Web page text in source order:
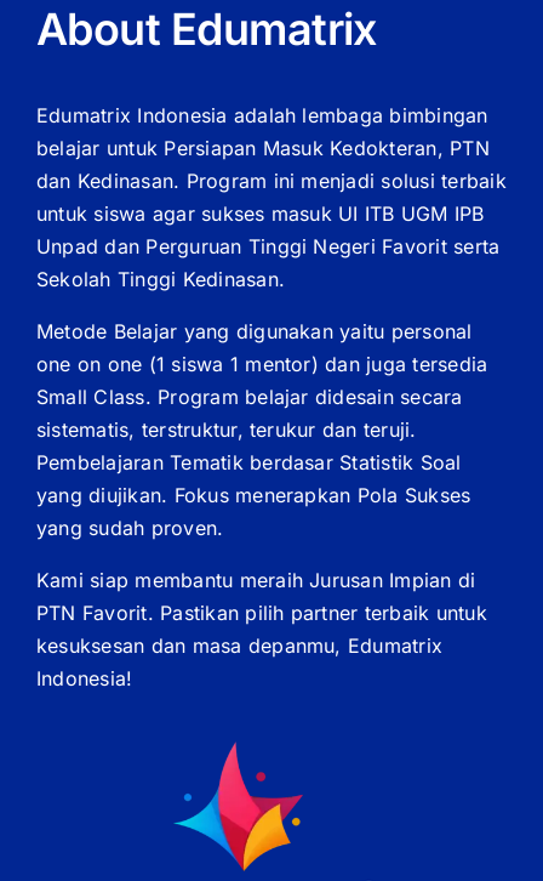
About Edumatrix
Edumatrix Indonesia adalah lembaga bimbingan
belajar untuk Persiapan Masuk Kedokteran, PTN
dan Kedinasan. Program ini menjadi solusi terbaik
untuk siswa agar sukses masuk UI ITB UGM IPB
Unpad dan Perguruan Tinggi Negeri Favorit serta
Sekolah Tinggi Kedinasan.
Metode Belajar yang digunakan yaitu personal
one on one (1 siswa 1 mentor) dan juga tersedia
Small Class. Program belajar didesain secara
sistematis, terstruktur, terukur dan teruji.
Pembelajaran Tematik berdasar Statistik Soal
yang diujikan. Fokus menerapkan Pola Sukses
yang sudah proven.
Kami siap membantu meraih Jurusan Impian di
PTN Favorit. Pastikan pilih partner terbaik untuk
kesuksesan dan masa depanmu, Edumatrix
Indonesia!